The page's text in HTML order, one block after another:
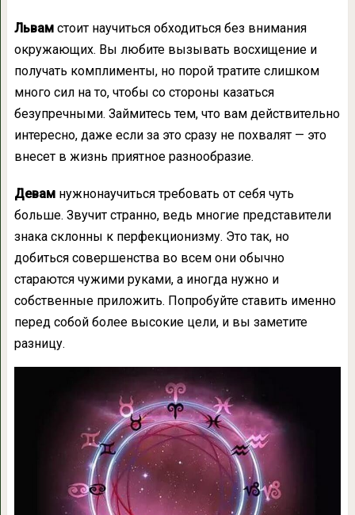
Львамстоит научиться обходиться без внимания
окружающих. Вы любите вызывать восхищение и
получать комплименты, но порой тратите слишком
много сил на то, чтобы со стороны казаться
безупречными. Займитесь тем, что вам действительно
интересно, даже если за это сразу не похвалят — это
внесет в жизнь приятное разнообразие.
Девамнужнонаучиться требовать от себя чуть
больше. Звучит странно, ведь многие представители
знака склонны к перфекционизму. Это так, но
добиться совершенства во всем они обычно
стараются чужими руками, а иногда нужно и
собственные приложить. Попробуйте ставить именно
перед собой более высокие цели, и вы заметите
разницу.